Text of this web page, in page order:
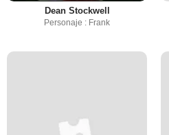
Dean Stockwell
Personaje : Frank